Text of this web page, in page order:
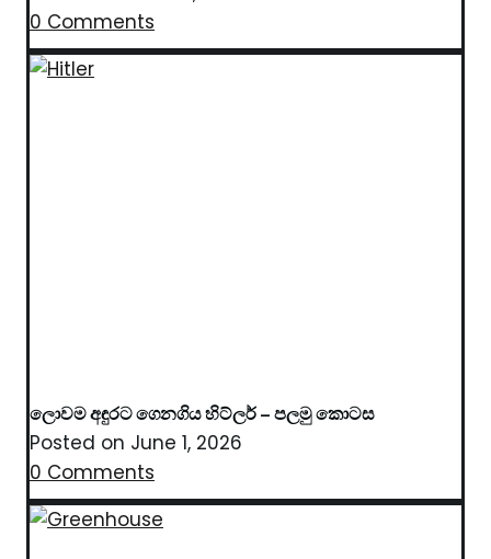
0 Comments
ලොවම අඳුරට ගෙනගිය හිට්ලර් – පලමු කොටස
Posted on June 1, 2026
0 Comments